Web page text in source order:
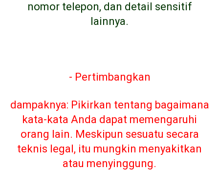
nomor telepon, dan detail sensitif
lainnya.
- Pertimbangkan
dampaknya: Pikirkan tentang bagaimana
kata-kata Anda dapat memengaruhi
orang lain. Meskipun sesuatu secara
teknis legal, itu mungkin menyakitkan
atau menyinggung.